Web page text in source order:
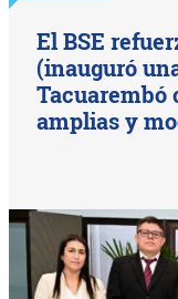
El BSE
(inauguró
Tacuarembó
amplias y